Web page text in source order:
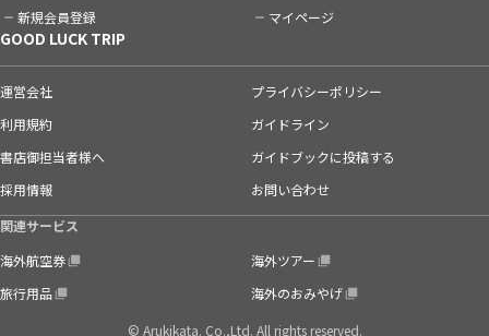
新規会員登録 マイページ
GOOD LUCK TRIP
運営会社
プライバシーポリシー
利用規約
ガイドライン
書店御担当者様へ
ガイドブックに投稿する
採用情報
お問い合わせ
関連サービス
海外航空券
海外ツアー
旅行用品
海外のおみやげ
© Arukikata. Co.,Ltd. All rights reserved.